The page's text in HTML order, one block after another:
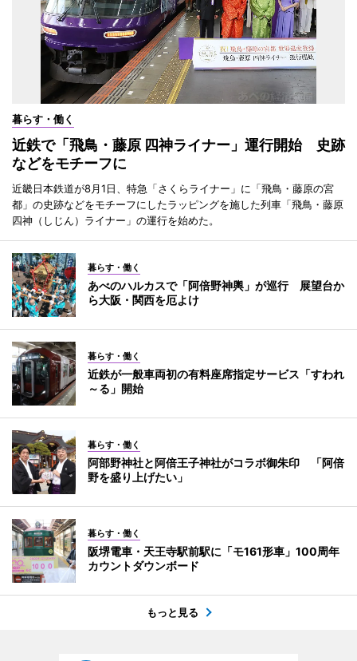
暮らす・働く
近鉄で「飛鳥・藤原 四神ライナー」運行開始 史跡
などをモチーフに
近畿日本鉄道が8月1日、特急「さくらライナー」に「飛鳥・藤原の宮
都」の史跡などをモチーフにしたラッピングを施した列車「飛鳥・藤原
四神（しじん）ライナー」の運行を始めた。
暮らす・働く
あべのハルカスで「阿倍野神輿」が巡行 展望台か
ら大阪・関西を厄よけ
暮らす・働く
近鉄が一般車両初の有料座席指定サービス「すわれ
～る」開始
暮らす・働く
阿部野神社と阿倍王子神社がコラボ御朱印 「阿倍
野を盛り上げたい」
暮らす・働く
阪堺電車・天王寺駅前駅に「モ161形車」100周年
カウントダウンボード
もっと見る